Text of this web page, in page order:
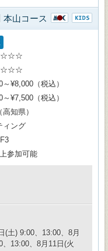
本山コース
～¥8,000（税込）
～¥7,500（税込）
知県）
ィング
参加可能
(土) 9:00、13:00、8月
13:00、8月11日(火